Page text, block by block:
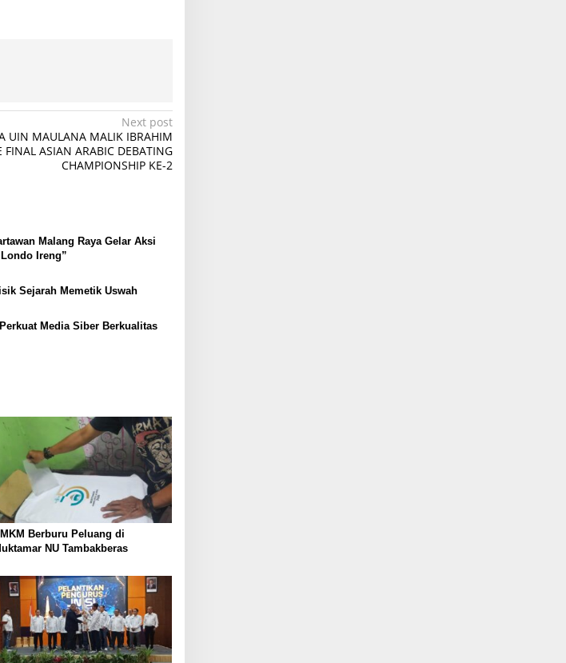
Next post
UIN MAULANA MALIK IBRAHIM
FINAL ASIAN ARABIC DEBATING
CHAMPIONSHIP KE-2
Malang Raya Gelar Aksi
Ireng”
Sejarah Memetik Uswah
Media Siber Berkualitas
Berburu Peluang di
NU Tambakberas